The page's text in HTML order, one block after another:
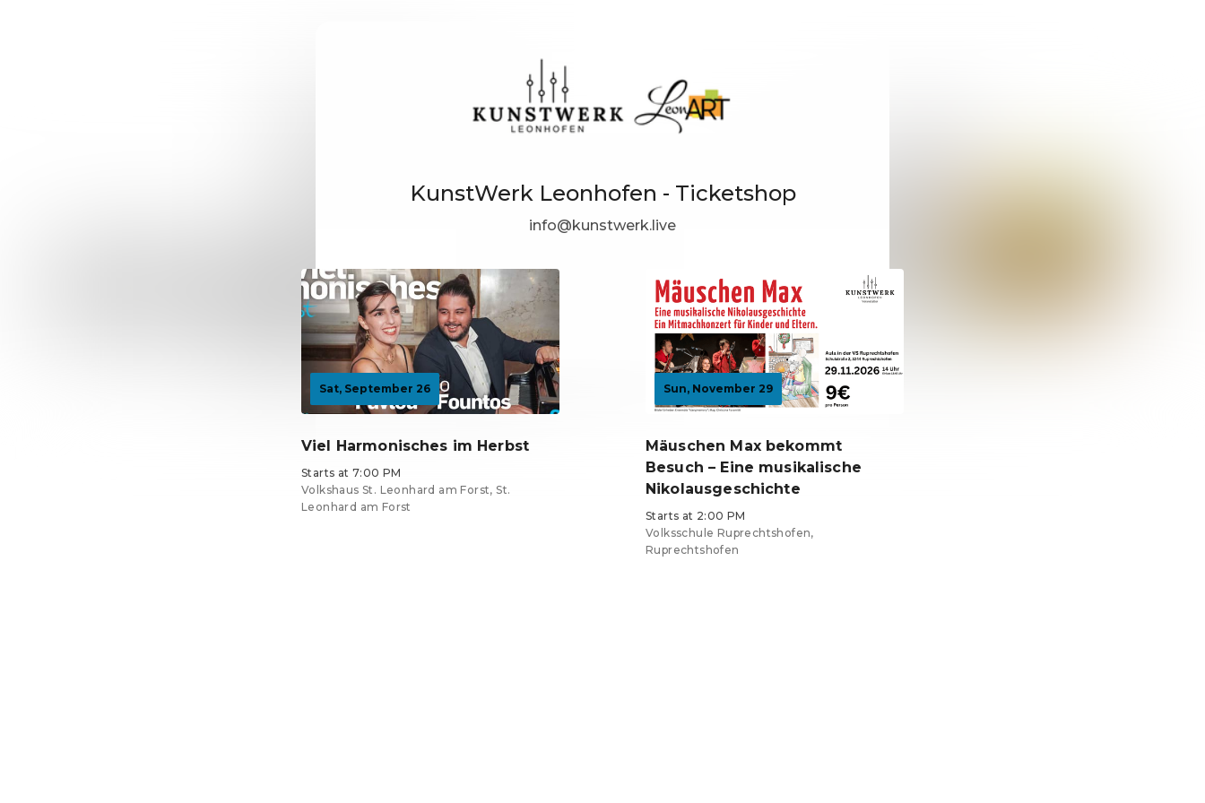
KunstWerk Leonhofen - Ticketshop
info@kunstwerk.live
Sat, September 26
Viel Harmonisches im Herbst
Starts at 7:00 PM
Volkshaus St. Leonhard am Forst, St.
Leonhard am Forst
Sun, November 29
Mäuschen Max bekommt
Besuch – Eine musikalische
Nikolausgeschichte
Starts at 2:00 PM
Volksschule Ruprechtshofen,
Ruprechtshofen